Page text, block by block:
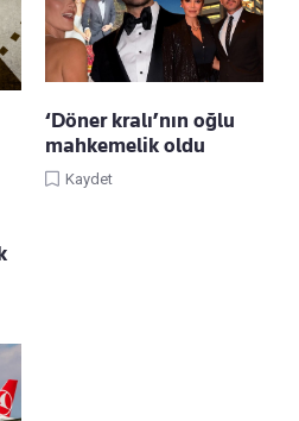
‘Döner kralı’nın oğlu
mahkemelik oldu
Kaydet